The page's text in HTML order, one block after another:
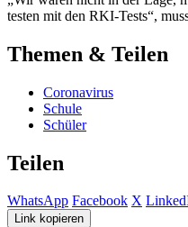
testen mit den RKI-Tests“,
Themen & Teilen
Coronavirus
Schule
Schüler
Teilen
WhatsApp Facebook X
Link kopieren